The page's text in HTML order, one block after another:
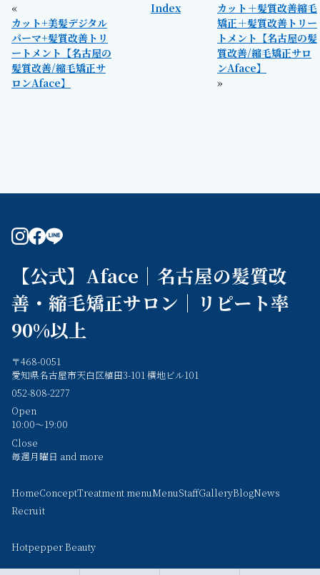
«
カット+美髪デジタル
パーマ+髪質改善トリ
ートメント【名古屋の
髪質改善/縮毛矯正サ
ロンAface】
Index
カット＋髪質改善縮毛
矯正＋髪質改善トリー
トメント【名古屋の髪
質改善/縮毛矯正サロ
ンAface】
»
【公式】Aface｜名古屋の髪質改
善・縮毛矯正サロン｜リピート率
90%以上
〒468-0051
愛知県名古屋市天白区植田3-101 横地ビル101
052-808-2277
Open
10:00～19:00
Close
毎週月曜日 and more
HomeConceptTreatment menuMenuStaffGalleryBlogNews
Recruit
Hotpepper Beauty